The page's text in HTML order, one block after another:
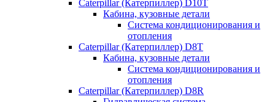
Caterpillar (Катерпиллер) D10T
Кабина, кузовные детали
Система кондиционирования и
отопления
Caterpillar (Катерпиллер) D8T
Кабина, кузовные детали
Система кондиционирования и
отопления
Caterpillar (Катерпиллер) D8R